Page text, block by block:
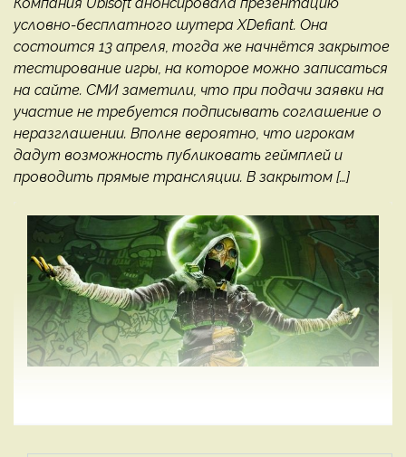
условно-бесплатного шутера XDefiant. Она
состоится 13 апреля, тогда же начнётся закрытое
тестирование игры, на которое можно записаться
на сайте. СМИ заметили, что при подачи заявки на
участие не требуется подписывать соглашение о
неразглашении. Вполне вероятно, что игрокам
дадут возможность публиковать геймплей и
проводить прямые трансляции. В закрытом […]